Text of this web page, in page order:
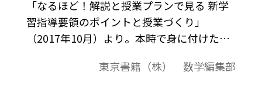
「なるほど！解説と授業プランで見る 新学
習指導要領のポイントと授業づくり」
（2017年10月）より。本時で身に付けたい
を中心に授業プランを立てました。
東京書籍（株） 数学編集部